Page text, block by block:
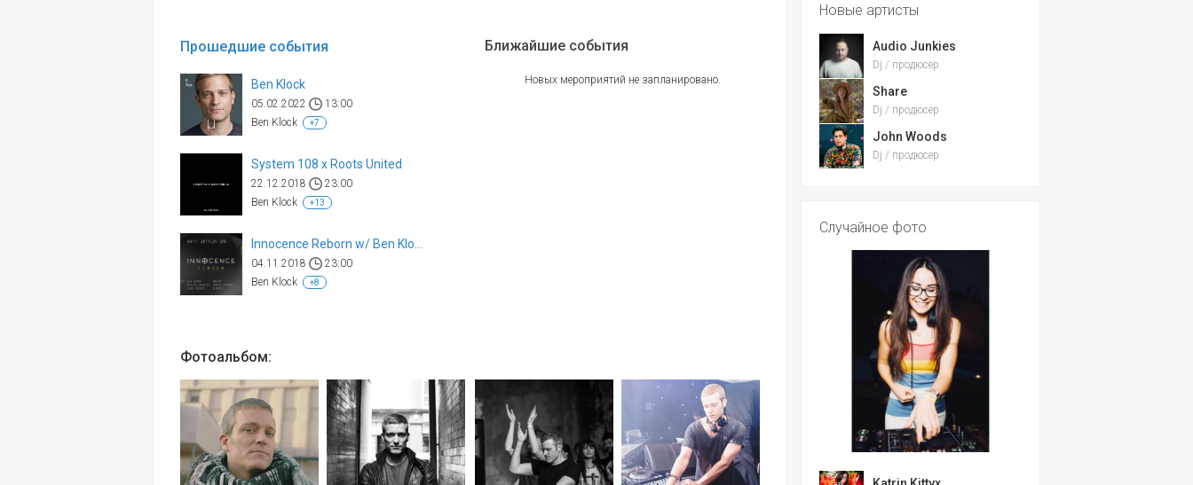
Прошедшие события
Ben Klock
05.02.2022
13:00
Ben Klock
+7
System 108 x Roots United
22.12.2018
23:00
Ben Klock
+13
04.11.2018
23:00
Ben Klock
+8
Ближайшие события
Новых мероприятий не запланировано.
Фотоальбом:
Новые артисты
Audio Junkies
Dj / продюсер
Share
Dj / продюсер
John Woods
Dj / продюсер
Случайное фото